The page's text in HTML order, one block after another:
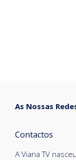
A Viana TV
Contactos
As Nossas